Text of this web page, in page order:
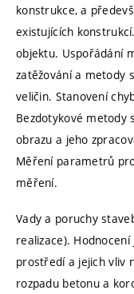
konstrukce, a
existujících
objektu. Uspořádání
zatěžování a metody
veličin. Stanovení
Bezdotykové metody
obrazu a jeho
Měření parametrů
měření.
Vady a poruchy
realizace).
prostředí a jejich vliv
rozpadu betonu a